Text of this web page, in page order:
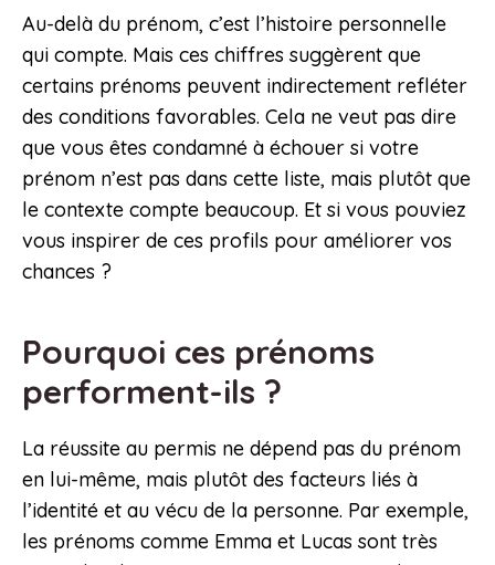
Au-delà du prénom, c’est l’histoire personnelle
qui compte. Mais ces chiffres suggèrent que
certains prénoms peuvent indirectement refléter
des conditions favorables. Cela ne veut pas dire
que vous êtes condamné à échouer si votre
prénom n’est pas dans cette liste, mais plutôt que
le contexte compte beaucoup. Et si vous pouviez
vous inspirer de ces profils pour améliorer vos
chances ?
Pourquoi ces prénoms
performent-ils ?
La réussite au permis ne dépend pas du prénom
en lui-même, mais plutôt des facteurs liés à
l’identité et au vécu de la personne. Par exemple,
les prénoms comme Emma et Lucas sont très